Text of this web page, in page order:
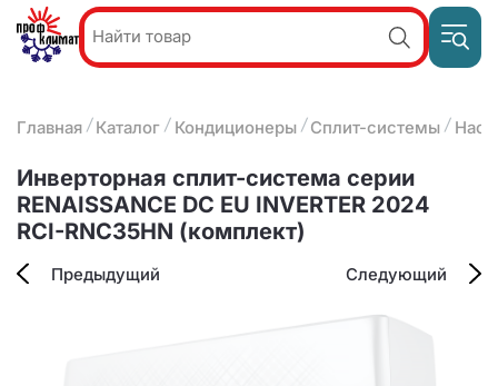
Акции и
О компании
Наши услуги
Оплата и доставка
Контакты
8
25-
93-63
Главная Каталог Кондиционеры Сплит-системы
Инверторная сплит-система серии
RENAISSANCE DC EU INVERTER 2024
RCI-RNС35HN (комплект)
Предыдущий Следующий